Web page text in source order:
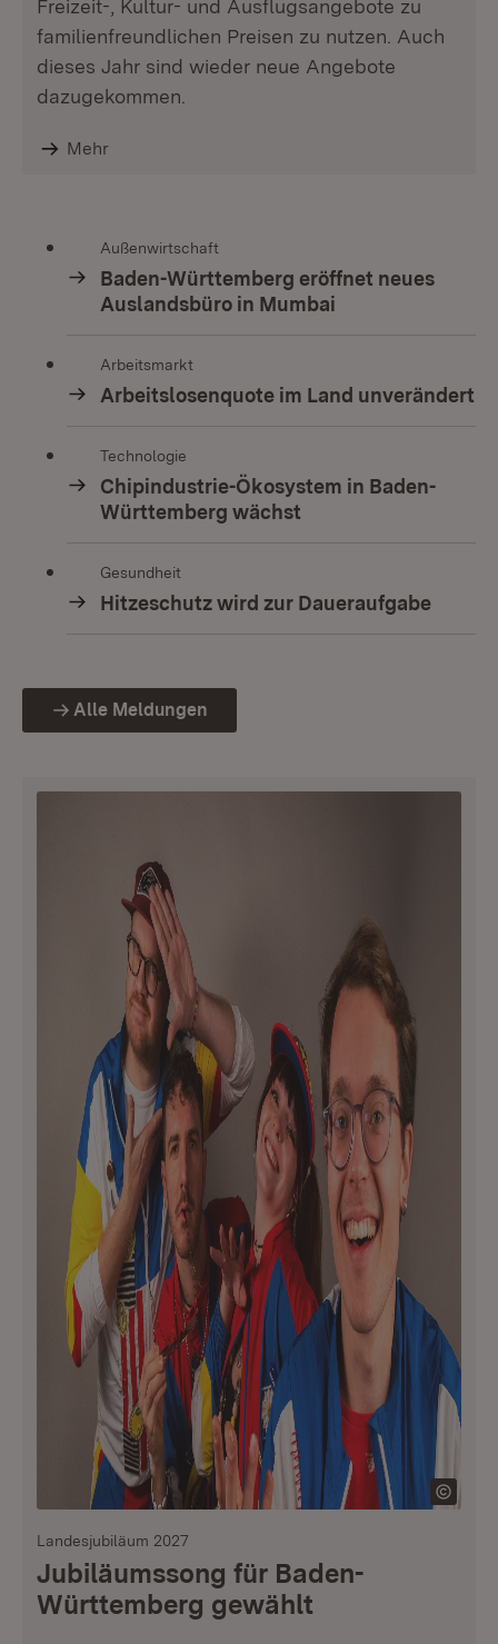
Freizeit-, Kultur- und Ausflugsangebote zu
familienfreundlichen Preisen zu nutzen. Auch
dieses Jahr sind wieder neue Angebote
dazugekommen.
Mehr
Außenwirtschaft
Baden-Württemberg eröffnet neues
Auslandsbüro in Mumbai
Arbeitsmarkt
Arbeitslosenquote im Land unverändert
Technologie
Chipindustrie-Ökosystem in Baden-
Württemberg wächst
Gesundheit
Hitzeschutz wird zur Daueraufgabe
Alle Meldungen
Landesjubiläum 2027
Jubiläumssong für Baden-
Württemberg gewählt